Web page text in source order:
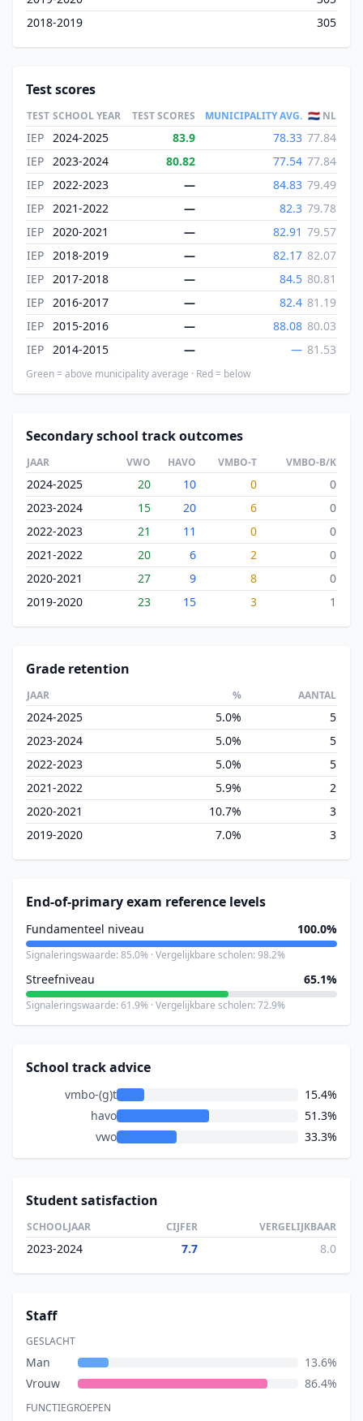
2018-2019
305
Test scores
TEST SCHOOL YEAR TEST SCORES MUNICIPALITY AVG. 🇳🇱 NL
IEP 2024-2025 83.9 78.33 77.84
IEP 2023-2024 80.82 77.54 77.84
IEP 2022-2023 — 84.83 79.49
IEP 2021-2022 — 82.3 79.78
IEP 2020-2021 — 82.91 79.57
IEP 2018-2019 — 82.17 82.07
IEP 2017-2018 — 84.5 80.81
IEP 2016-2017 — 82.4 81.19
IEP 2015-2016 — 88.08 80.03
IEP 2014-2015 — — 81.53
Green = above municipality average · Red = below
Secondary school track outcomes
JAAR VWO HAVO VMBO-T VMBO-B/K
2024-2025 20 10 0
0
2023-2024
15 20 6
0
2022-2023
21 11 0
0
2021-2022
20 6 2
0
2020-2021
27 9 8
0
2019-2020
23 15 3 1
Grade retention
JAAR % AANTAL
2024-2025 5.0%
5
2023-2024
5.0%
5
2022-2023
5.0%
5
2021-2022
5.9%
2
2020-2021
10.7%
3
2019-2020
7.0% 3
End-of-primary exam reference levels
Fundamenteel niveau 100.0%
Signaleringswaarde: 85.0% · Vergelijkbare scholen: 98.2%
Streefniveau 65.1%
Signaleringswaarde: 61.9% · Vergelijkbare scholen: 72.9%
School track advice
vmbo-(g)t
15.4%
havo
51.3%
vwo
33.3%
Student satisfaction
SCHOOLJAAR CIJFER VERGELIJKBAAR
2023-2024 7.7 8.0
Staff
GESLACHT
Man
13.6%
Vrouw
86.4%
FUNCTIEGROEPEN